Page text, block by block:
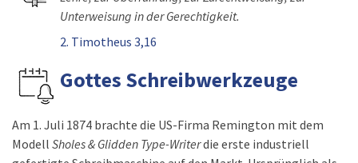
Unterweisung in der Gerechtigkeit.
2. Timotheus 3,16
Gottes Schreibwerkzeuge
Am 1. Juli 1874 brachte die US-Firma Remington mit dem
Modell Sholes & Glidden Type-Writerdie erste industriell